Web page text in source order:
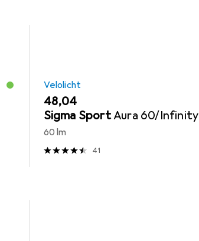
Velolicht
EUR
48,04
Sigma SportAura 60/Infinity
60 lm
41